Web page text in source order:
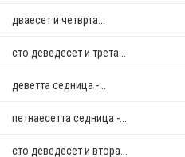
дваесет и четврта...
сто деведесет и трета...
деветта седница -...
петнаесетта седница -...
сто деведесет и втора...